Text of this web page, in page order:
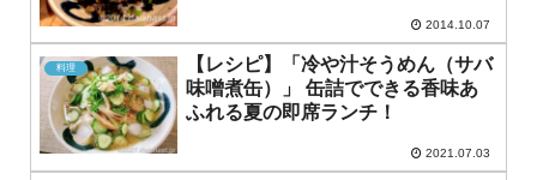
2014.10.07
料理
【レシピ】「冷や汁そうめん（サバ
味噌煮缶）」 缶詰でできる香味あ
ふれる夏の即席ランチ！
2021.07.03